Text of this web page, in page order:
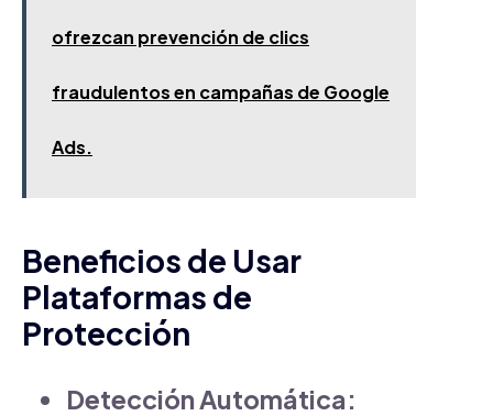
ofrezcan prevención de clics
fraudulentos en campañas de Google
Ads.
Beneficios de Usar
Plataformas de
Protección
Detección Automática: